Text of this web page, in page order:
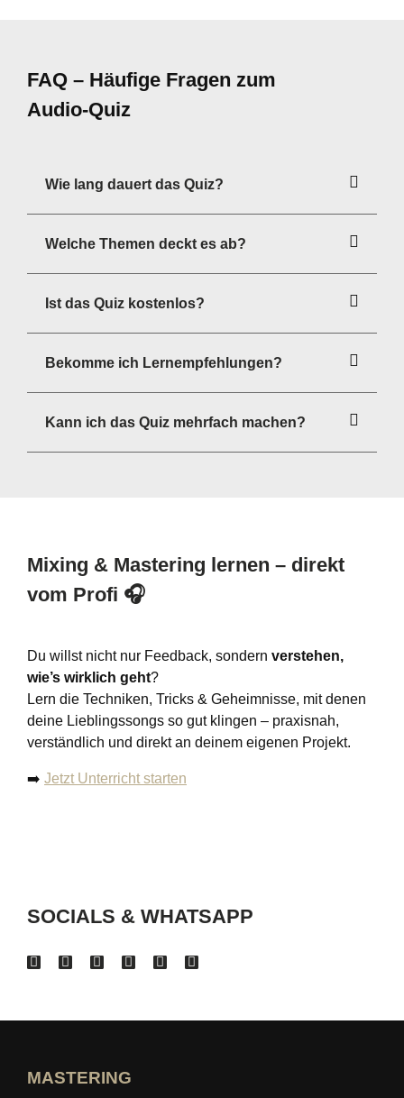
FAQ – Häufige Fragen zum
Audio‑Quiz
Wie lang dauert das Quiz?
Welche Themen deckt es ab?
Ist das Quiz kostenlos?
Bekomme ich Lernempfehlungen?
Kann ich das Quiz mehrfach machen?
Mixing & Mastering lernen – direkt
vom Profi 🎧
Du willst nicht nur Feedback, sondern verstehen,
wie’s wirklich geht?
Lern die Techniken, Tricks & Geheimnisse, mit denen
deine Lieblingssongs so gut klingen – praxisnah,
verständlich und direkt an deinem eigenen Projekt.
➡️ Jetzt Unterricht starten
SOCIALS & WHATSAPP
MASTERING